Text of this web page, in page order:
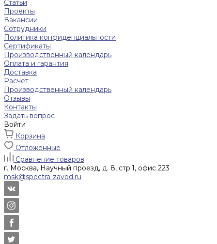
Статьи
Проекты
Вакансии
Сотрудники
Политика конфиденциальности
Сертификаты
Производственный календарь
Оплата и гарантия
Доставка
Расчет
Производственный календарь
Отзывы
Контакты
Задать вопрос
Войти
Корзина
Отложенные
Сравнение товаров
г. Москва, Научный проезд, д. 8, стр.1, офис 223
msk@spectra-zavod.ru